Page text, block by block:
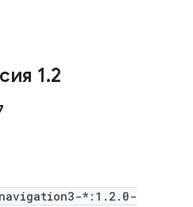
1.2
*:1.2.0-